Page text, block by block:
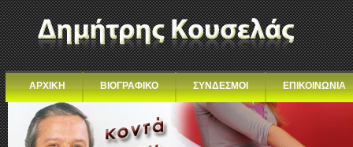
ΑΡΧΙΚΗ ΒΙΟΓΡΑΦΙΚΟ ΣΥΝΔΕΣΜΟΙ ΕΠΙΚΟΙΝΩΝΙΑ